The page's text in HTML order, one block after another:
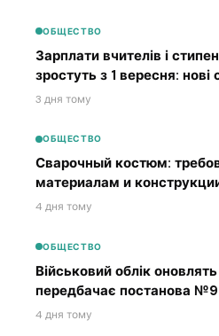
ОБЩЕСТВО
Зарплати вчителів і
зростуть з 1 вересня: нові
3 дня тому
ОБЩЕСТВО
Сварочный костюм:
материалам и
4 дня тому
ОБЩЕСТВО
Військовий облік
передбачає постанова
4 дня тому